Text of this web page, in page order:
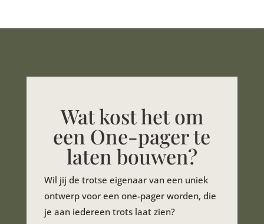
Wat kost het om
een One-pager te
laten bouwen?
Wil jij de trotse eigenaar van een uniek
ontwerp voor een one-pager worden, die
je aan iedereen trots laat zien?